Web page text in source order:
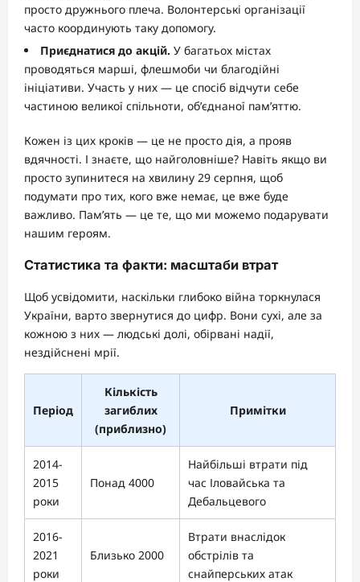
просто дружнього плеча. Волонтерські організації
часто координують таку допомогу.
Приєднатися до акцій. У багатьох містах
проводяться марші, флешмоби чи благодійні
ініціативи. Участь у них — це спосіб відчути себе
частиною великої спільноти, об’єднаної пам’яттю.
Кожен із цих кроків — це не просто дія, а прояв
вдячності. І знаєте, що найголовніше? Навіть якщо ви
просто зупинитеся на хвилину 29 серпня, щоб
подумати про тих, кого вже немає, це вже буде
важливо. Пам’ять — це те, що ми можемо подарувати
нашим героям.
Статистика та факти: масштаби втрат
Щоб усвідомити, наскільки глибоко війна торкнулася
України, варто звернутися до цифр. Вони сухі, але за
кожною з них — людські долі, обірвані надії,
нездійснені мрії.
Період
Кількість
загиблих
(приблизно)
Примітки
2014-
2015
роки
Понад 4000
Найбільші втрати під
час Іловайська та
Дебальцевого
2016-
2021
роки
Близько 2000
Втрати внаслідок
обстрілів та
снайперських атак